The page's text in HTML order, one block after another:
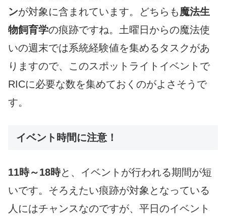
ンが対象に含まれています。どちらも魔法生
物飼育学の痕跡ですね。土曜日からの魔法使
いの週末では系統経験値を集めるタスクがあ
りますので、このスポットライトイベントで
RICに必要な数を集めておくのがよさそうで
す。
イベント時間に注意！
11時～18時と、イベントが行われる期間が短
いです。そろえたい痕跡が対象となっている
人にはチャンスなのですが、平日のイベント